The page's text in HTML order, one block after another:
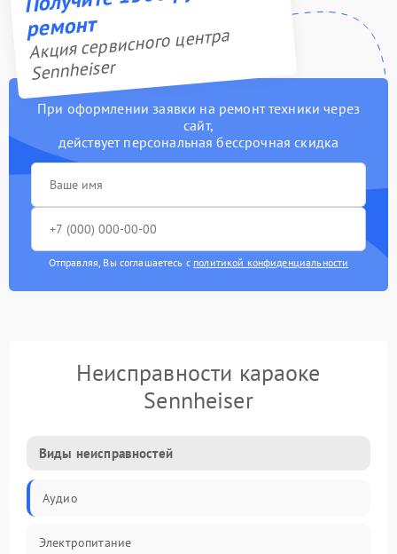
ремонт
Акция сервисного центра
Sennheiser
При оформлении заявки на ремонт техники через
сайт,
действует персональная бессрочная скидка
Отправляя, Вы соглашаетесь с политикой конфиденциальности
Неисправности караоке
Sennheiser
Виды неисправностей
Аудио
Электропитание